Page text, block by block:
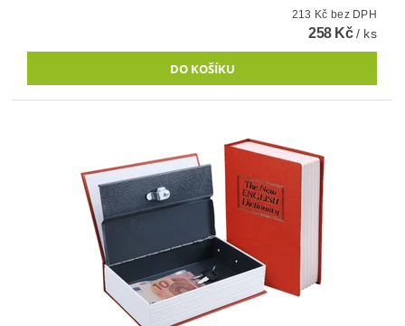
213 Kč bez DPH
258 Kč/ ks